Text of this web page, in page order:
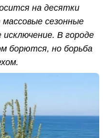
на десятки
сезонные
В городе
борются, но борьба